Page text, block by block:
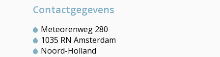
Contactgegevens
Meteorenweg 280
1035 RN Amsterdam
Noord-Holland